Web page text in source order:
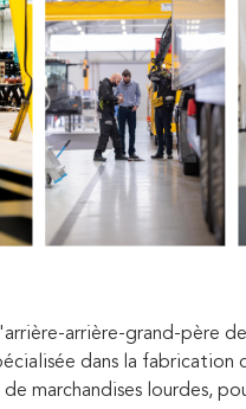
arrière-grand-père
dans la fabrication
marchandises lourdes,